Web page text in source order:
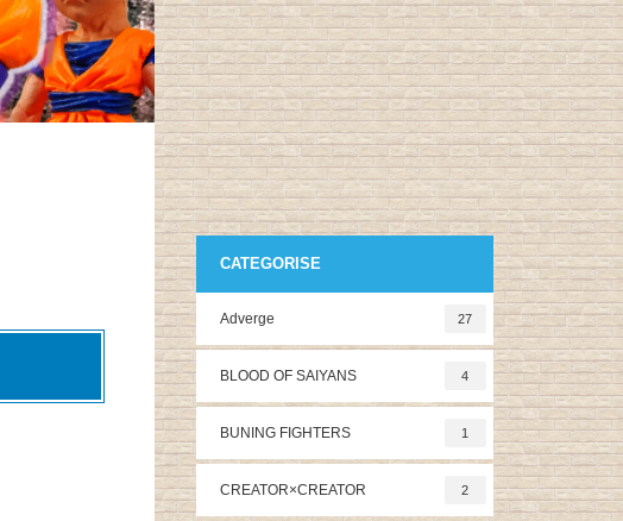
CATEGORISE
Adverge 27
BLOOD OF SAIYANS 4
BUNING FIGHTERS 1
CREATOR×CREATOR 2